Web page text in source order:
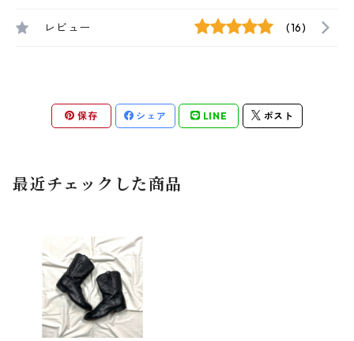
レビュー (16)
保存 シェア LINE ポスト
最近チェックした商品